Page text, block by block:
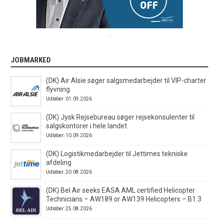
JOBMARKED
(DK) Air Alsie søger salgsmedarbejder til VIP-charter
flyvning
Udløber: 01.09.2026
(DK) Jysk Rejsebureau søger rejsekonsulenter til
salgskontorer i hele landet
Udløber: 10.09.2026
(DK) Logistikmedarbejder til Jettimes tekniske
afdeling
Udløber: 20.08.2026
(DK) Bel Air seeks EASA AML certified Helicopter
Technicians – AW189 or AW139 Helicopters – B1.3
Udløber: 25.08.2026